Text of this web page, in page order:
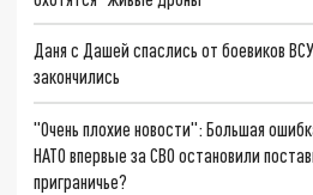
Даня с Дашей спаслись от боевиков
закончились
"Очень плохие новости": Большая
НАТО впервые за СВО остановили
приграничье?